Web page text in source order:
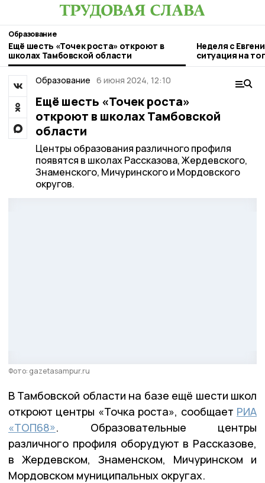
Образование
Ещё шесть «Точек роста» откроют в
школах Тамбовской области
Неделя с
ситуация на
городе и
Образование 6 июня 2024, 12:10
Ещё шесть «Точек роста»
откроют в школах Тамбовской
области
Центры образования различного профиля
появятся в школах Рассказова, Жердевского,
Знаменского, Мичуринского и Мордовского
округов.
Фото: gazetasampur.ru
В Тамбовской области на базе ещё шести школ
откроют центры «Точка роста», сообщает РИА
«ТОП68». Образовательные центры
различного профиля оборудуют в Рассказове,
в Жердевском, Знаменском, Мичуринском и
Мордовском муниципальных округах.